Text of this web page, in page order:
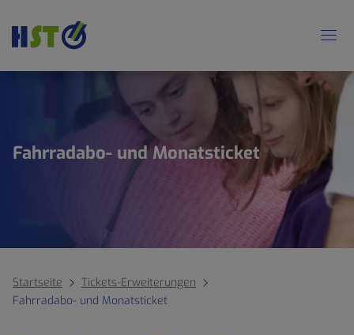
Fahrradabo- und Monatsticket
Startseite
Tickets-Erweiterungen
Fahrradabo- und Monatsticket